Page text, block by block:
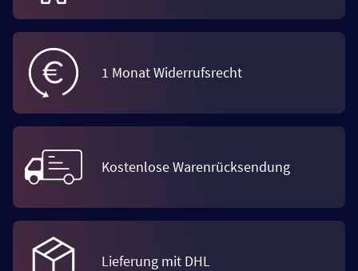
1 Monat Widerrufsrecht
Kostenlose Warenrücksendung
Lieferung mit DHL